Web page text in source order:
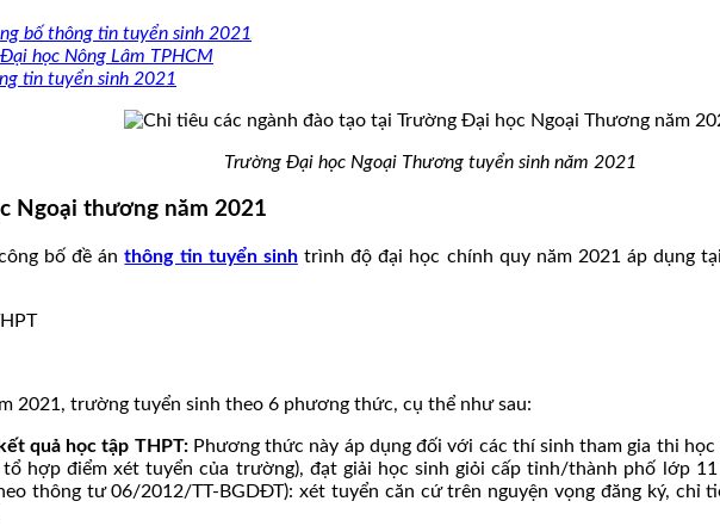
bố thông tin tuyển sinh 2021
học Nông Lâm TPHCM
tin tuyển sinh 2021
Trường Đại học Ngoại Thương tuyển sinh năm 2021
Ngoại thương năm 2021
bố đề ánthông tin tuyển sinhtrình độ đại học chính quy năm 2021 áp dụng
2021, trường tuyển sinh theo 6 phương thức, cụ thể như sau:
quả học tập THPT: Phương thức này áp dụng đối với các thí sinh tham gia thi
hợp điểm xét tuyển của trường), đạt giải học sinh giỏi cấp tỉnh/thành phố lớp
thông tư 06/2012/TT-BGDĐT): xét tuyển căn cứ trên nguyện vọng đăng ký, chỉ